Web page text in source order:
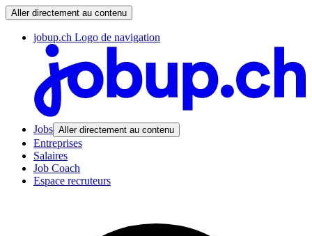
Aller directement au contenu
jobup.ch Logo de navigation
Jobs Aller directement au contenu
Entreprises
Salaires
Job Coach
Espace recruteurs